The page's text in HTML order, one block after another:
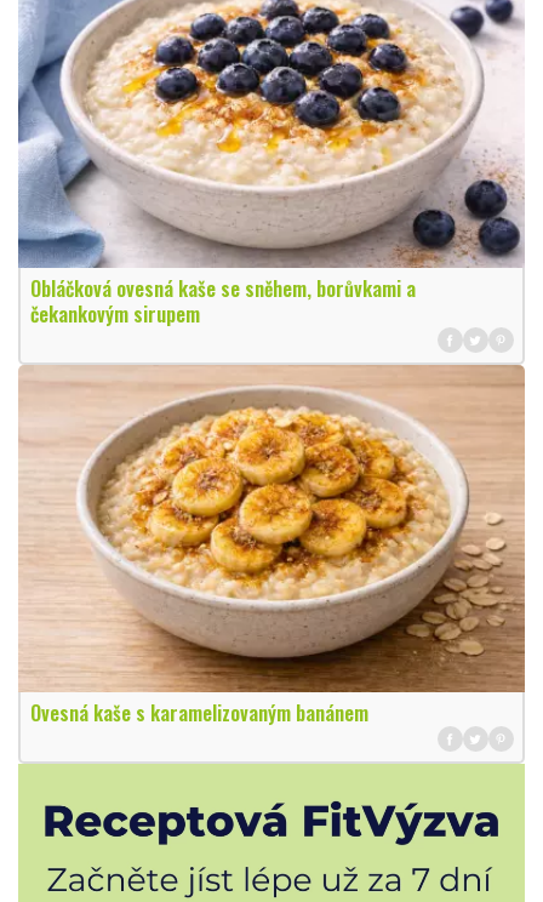
Obláčková ovesná kaše se sněhem, borůvkami a
čekankovým sirupem
Ovesná kaše s karamelizovaným banánem